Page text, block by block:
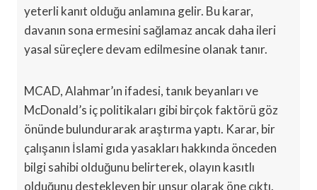
yeterli kanıt olduğu anlamına gelir. Bu karar,
davanın sona ermesini sağlamaz ancak daha ileri
yasal süreçlere devam edilmesine olanak tanır.
MCAD, Alahmar’ın ifadesi, tanık beyanları ve
McDonald’s iç politikaları gibi birçok faktörü göz
önünde bulundurarak araştırma yaptı. Karar, bir
çalışanın İslami gıda yasakları hakkında önceden
bilgi sahibi olduğunu belirterek, olayın kasıtlı
olduğunu destekleyen bir unsur olarak öne çıktı.